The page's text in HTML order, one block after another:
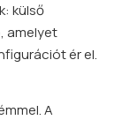
külső
amelyet
ér el.
A